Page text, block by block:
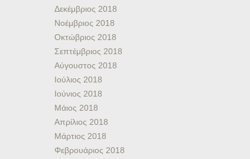
Δεκέμβριος 2018
Νοέμβριος 2018
Οκτώβριος 2018
Σεπτέμβριος 2018
Αύγουστος 2018
Ιούλιος 2018
Ιούνιος 2018
Μάιος 2018
Απρίλιος 2018
Μάρτιος 2018
Φεβρουάριος 2018